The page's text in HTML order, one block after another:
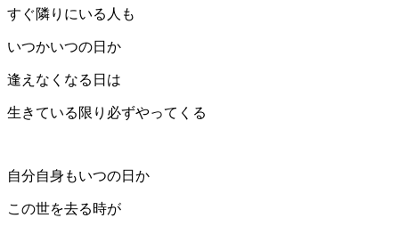
すぐ隣りにいる人も
いつかいつの日か
逢えなくなる日は
生きている限り必ずやってくる
自分自身もいつの日か
この世を去る時が